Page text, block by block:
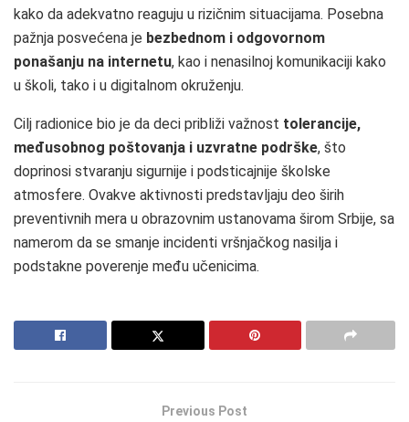
kako da adekvatno reaguju u rizičnim situacijama. Posebna
pažnja posvećena je bezbednom i odgovornom
ponašanju na internetu, kao i nenasilnoj komunikaciji kako
u školi, tako i u digitalnom okruženju.
Cilj radionice bio je da deci približi važnost tolerancije,
međusobnog poštovanja i uzvratne podrške, što
doprinosi stvaranju sigurnije i podsticajnije školske
atmosfere. Ovakve aktivnosti predstavljaju deo širih
preventivnih mera u obrazovnim ustanovama širom Srbije, sa
namerom da se smanje incidenti vršnjačkog nasilja i
podstakne poverenje među učenicima.
Previous Post